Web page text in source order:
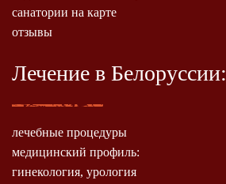
санатории на карте
отзывы
Лечение в Белоруссии:
лечебные процедуры
медицинский профиль:
гинекология, урология